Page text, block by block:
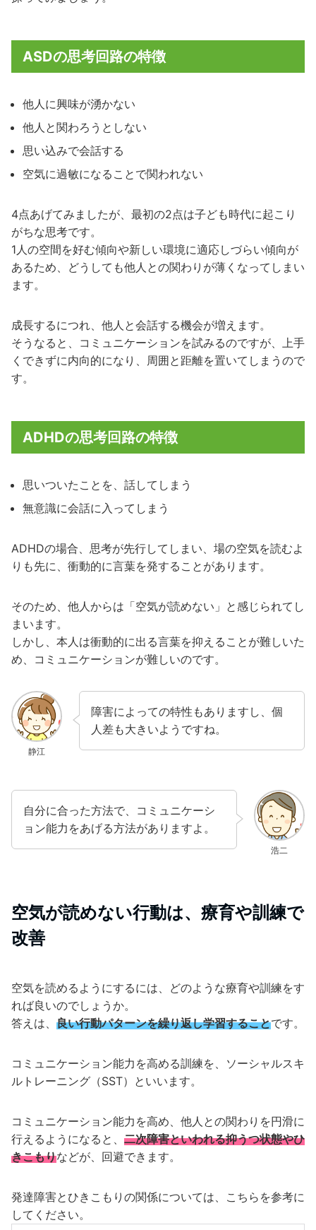
ASDの思考回路の特徴
他人に興味が湧かない
他人と関わろうとしない
思い込みで会話する
空気に過敏になることで関われない
4点あげてみましたが、最初の2点は子ども時代に起こり
がちな思考です。
1人の空間を好む傾向や新しい環境に適応しづらい傾向が
あるため、どうしても他人との関わりが薄くなってしまい
ます。
成長するにつれ、他人と会話する機会が増えます。
そうなると、コミュニケーションを試みるのですが、上手
くできずに内向的になり、周囲と距離を置いてしまうので
す。
ADHDの思考回路の特徴
思いついたことを、話してしまう
無意識に会話に入ってしまう
ADHDの場合、思考が先行してしまい、場の空気を読むよ
りも先に、衝動的に言葉を発することがあります。
そのため、他人からは「空気が読めない」と感じられてし
まいます。
しかし、本人は衝動的に出る言葉を抑えることが難しいた
め、コミュニケーションが難しいのです。
静江
障害によっての特性もありますし、個
人差も大きいようですね。
浩二
自分に合った方法で、コミュニケーシ
ョン能力をあげる方法がありますよ。
空気が読めない行動は、療育や訓練で
改善
空気を読めるようにするには、どのような療育や訓練をす
れば良いのでしょうか。
答えは、 良い行動パターンを繰り返し学習することです。
コミュニケーション能力を高める訓練を、ソーシャルスキ
ルトレーニング（SST）といいます。
コミュニケーション能力を高め、他人との関わりを円滑に
行えるようになると、 二次障害といわれる抑うつ状態やひ
きこもりなどが、回避できます。
発達障害とひきこもりの関係については、こちらを参考に
してください。